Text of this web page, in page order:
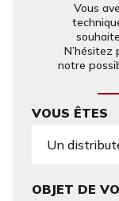
Vous
N’hésitez
notre
VOUS ÊTES
OBJET DE